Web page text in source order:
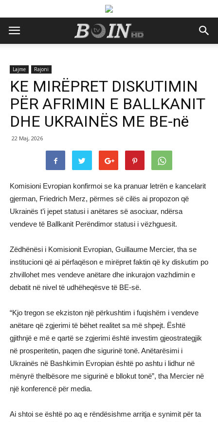
Lajme Rajoni
KE MIRËPRET DISKUTIMIN
PËR AFRIMIN E BALLKANIT
DHE UKRAINËS ME BE-në
22 Maj, 2026
Komisioni Evropian konfirmoi se ka pranuar letrën e kancelarit
gjerman, Friedrich Merz, përmes së cilës ai propozon që
Ukrainës t’i jepet statusi i anëtares së asociuar, ndërsa
vendeve të Ballkanit Perëndimor statusi i vëzhguesit.
Zëdhënësi i Komisionit Evropian, Guillaume Mercier, tha se
institucioni që ai përfaqëson e mirëpret faktin që ky diskutim po
zhvillohet mes vendeve anëtare dhe inkurajon vazhdimin e
debatit në nivel të udhëheqësve të BE-së.
“Kjo tregon se ekziston një përkushtim i fuqishëm i vendeve
anëtare që zgjerimi të bëhet realitet sa më shpejt. Është
gjithnjë e më e qartë se zgjerimi është investim gjeostrategjik
në prosperitetin, paqen dhe sigurinë tonë. Anëtarësimi i
Ukrainës në Bashkimin Evropian është po ashtu i lidhur në
mënyrë thelbësore me sigurinë e bllokut tonë”, tha Mercier në
një konferencë për media.
Ai shtoi se është po aq e rëndësishme arritja e synimit për ta